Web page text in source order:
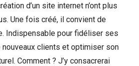
d’un site internet n’ont plus
Une fois créé, il convient de
Indispensable pour fidéliser ses
nouveaux clients et optimiser son
Comment ? J’y consacrerai